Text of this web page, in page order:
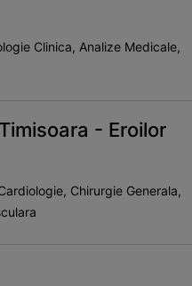
Clinica, Analize Medicale,
- Eroilor
Chirurgie Generala,